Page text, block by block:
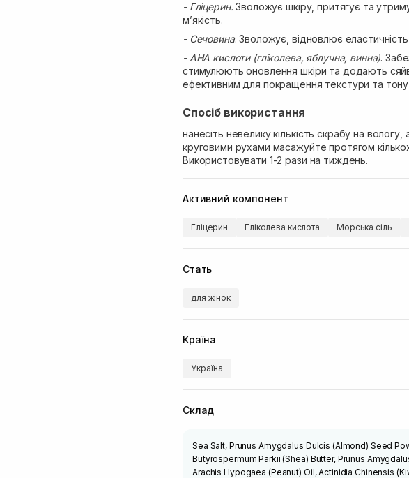
- Гліцерин.Зволожує шкіру, притягує та
м’якість.
- Сечовина. Зволожує, відновлює еластичність
- AHA кислоти (гліколева, яблучна, винна).
стимулюють оновлення шкіри та додають
ефективним для покращення текстури та тону
Спосіб використання
нанесіть невелику кількість скрабу на
круговими рухами масажуйте протягом
Використовувати 1-2 рази на тиждень.
Активний компонент
Гліцерин Гліколева кислота Морська сіль
Стать
для жінок
Країна
Україна
Склад
Sea Salt, Prunus Amygdalus Dulcis (Almond) Seed
Butyrospermum Parkii (Shea) Butter, Prunus
Arachis Hypogaea (Peanut) Oil, Actinidia Chinensis